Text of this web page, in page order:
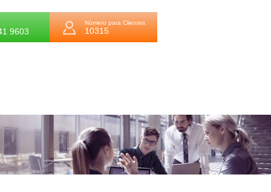
9603
Número para Clientes
10315